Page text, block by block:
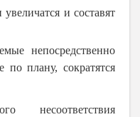
и составят
непосредственно
по плану, сократятся
несоответствия